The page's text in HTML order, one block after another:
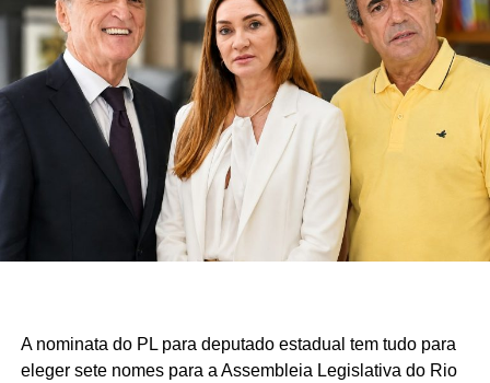
A nominata do PL para deputado estadual tem tudo para
eleger sete nomes para a Assembleia Legislativa do Rio